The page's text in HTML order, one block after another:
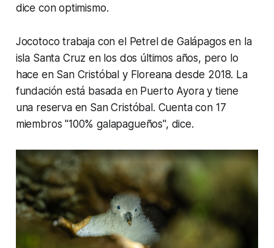
dice con optimismo.
Jocotoco trabaja con el Petrel de Galápagos en la
isla Santa Cruz en los dos últimos años, pero lo
hace en San Cristóbal y Floreana desde 2018. La
fundación está basada en Puerto Ayora y tiene
una reserva en San Cristóbal. Cuenta con 17
miembros "100% galapagueños", dice.